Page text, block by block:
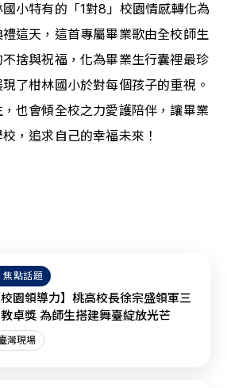
小特有的「1對8」校園情感轉化為
這天，這首專屬畢業歌由全校師生
捨與祝福，化為畢業生行囊裡最珍
了柑林國小於對每個孩子的重視。
也會傾全校之力愛護陪伴，讓畢業
，追求自己的幸福未來！
焦點話題
校園領導力】桃高校長徐宗盛領軍三
卓獎 為師生搭建舞臺綻放光芒
灣現場